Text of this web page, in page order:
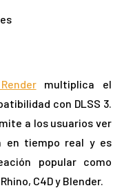
multiplica el
con DLSS 3.
a los usuarios ver
en tiempo real y es
popular como
C4D y Blender.